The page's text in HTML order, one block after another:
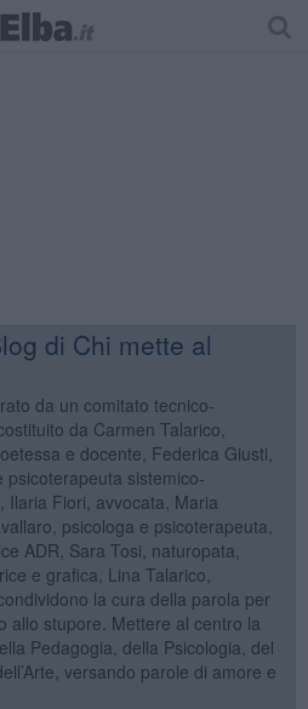
di Chi mette al
da un comitato tecnico-
da Carmen Talarico,
e docente, Federica Giusti,
psicoterapeuta sistemico-
Ilaria Fiori, avvocata, Maria
psicologa e psicoterapeuta,
ADR, Sara Tosi, naturopata,
e grafica, Lina Talarico,
la cura della parola per
allo stupore. Mettere al centro la
Pedagogia, della Psicologia, del
versando parole di amore e